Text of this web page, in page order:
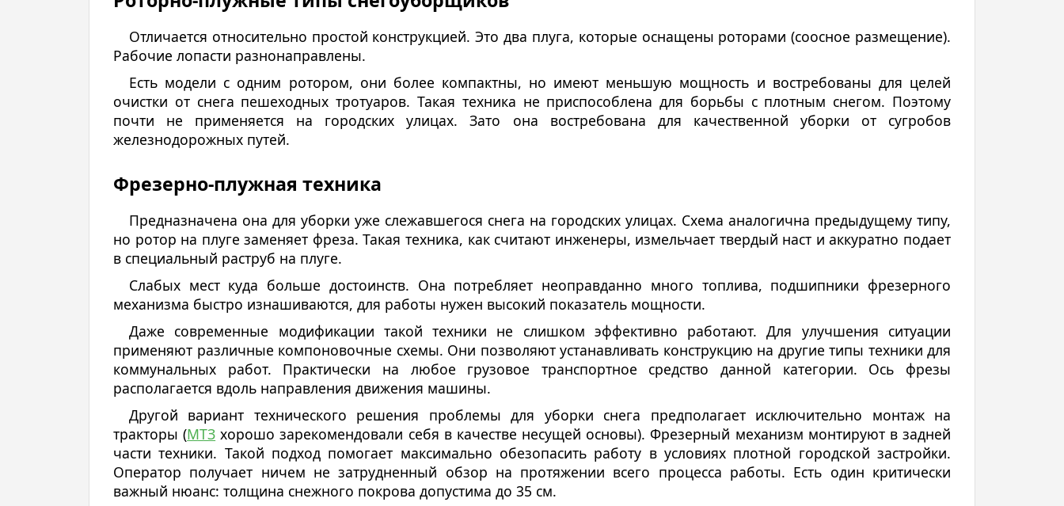
Отличается относительно простой конструкцией. Это два плуга, которые оснащены роторами (соосное размещение).
Рабочие лопасти разнонаправлены.
Есть модели с одним ротором, они более компактны, но имеют меньшую мощность и востребованы для целей
очистки от снега пешеходных тротуаров. Такая техника не приспособлена для борьбы с плотным снегом. Поэтому
почти не применяется на городских улицах. Зато она востребована для качественной уборки от сугробов
железнодорожных путей.
Фрезерно-плужная техника
Предназначена она для уборки уже слежавшегося снега на городских улицах. Схема аналогична предыдущему типу,
но ротор на плуге заменяет фреза. Такая техника, как считают инженеры, измельчает твердый наст и аккуратно подает
в специальный раструб на плуге.
Слабых мест куда больше достоинств. Она потребляет неоправданно много топлива, подшипники фрезерного
механизма быстро изнашиваются, для работы нужен высокий показатель мощности.
Даже современные модификации такой техники не слишком эффективно работают. Для улучшения ситуации
применяют различные компоновочные схемы. Они позволяют устанавливать конструкцию на другие типы техники для
коммунальных работ. Практически на любое грузовое транспортное средство данной категории. Ось фрезы
располагается вдоль направления движения машины.
Другой вариант технического решения проблемы для уборки снега предполагает исключительно монтаж на
тракторы (МТЗ хорошо зарекомендовали себя в качестве несущей основы). Фрезерный механизм монтируют в задней
части техники. Такой подход помогает максимально обезопасить работу в условиях плотной городской застройки.
Оператор получает ничем не затрудненный обзор на протяжении всего процесса работы. Есть один критически
важный нюанс: толщина снежного покрова допустима до 35 см.